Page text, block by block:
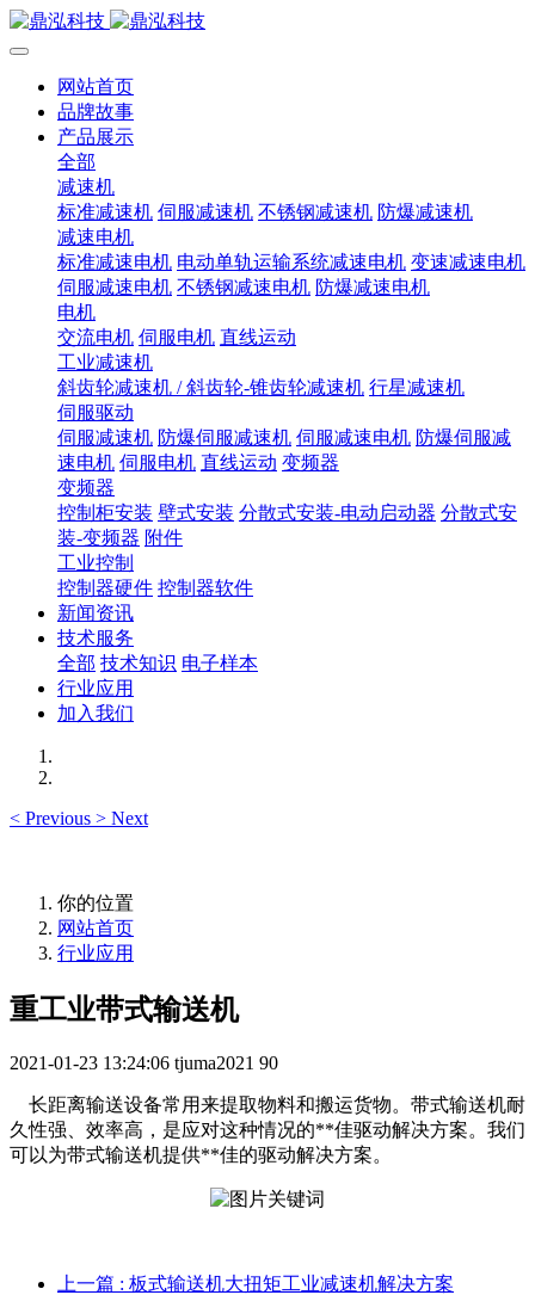
网站首页
品牌故事
产品展示
全部
减速机
标准减速机 伺服减速机 不锈钢减速机 防爆减速机
减速电机
标准减速电机 电动单轨运输系统减速电机 变速减速电机
伺服减速电机 不锈钢减速电机 防爆减速电机
电机
交流电机 伺服电机 直线运动
工业减速机
斜齿轮减速机 / 斜齿轮-锥齿轮减速机 行星减速机
伺服驱动
伺服减速机 防爆伺服减速机 伺服减速电机 防爆伺服减
速电机 伺服电机 直线运动 变频器
变频器
控制柜安装 壁式安装 分散式安装-电动启动器 分散式安
装-变频器 附件
工业控制
控制器硬件 控制器软件
新闻资讯
技术服务
全部 技术知识 电子样本
行业应用
加入我们
< Previous > Next
你的位置
网站首页
行业应用
重工业带式输送机
2021-01-23 13:24:06 tjuma2021 90
长距离输送设备常用来提取物料和搬运货物。带式输送机耐
久性强、效率高，是应对这种情况的**佳驱动解决方案。我们
可以为带式输送机提供**佳的驱动解决方案。
上一篇 : 板式输送机大扭矩工业减速机解决方案